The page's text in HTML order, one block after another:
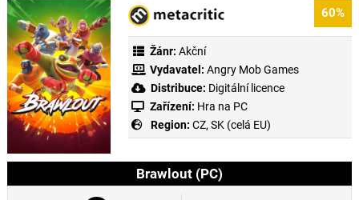
60%
Žánr: Akční
Vydavatel: Angry Mob Games
Distribuce: Digitální licence
Zařízení: Hra na PC
Region: CZ, SK (celá EU)
Brawlout (PC)